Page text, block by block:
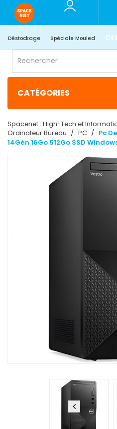
Déstockage Spéciale Mouled
CATÉGORIES
Spacenet : High-Tech et
Ordinateur Bureau
PC
Pc
14Gén 16Go 512Go SSD